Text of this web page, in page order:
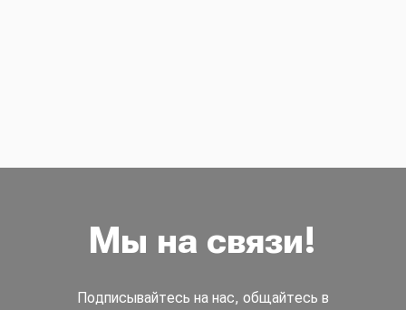
Мы на связи!
Подписывайтесь на нас, общайтесь в